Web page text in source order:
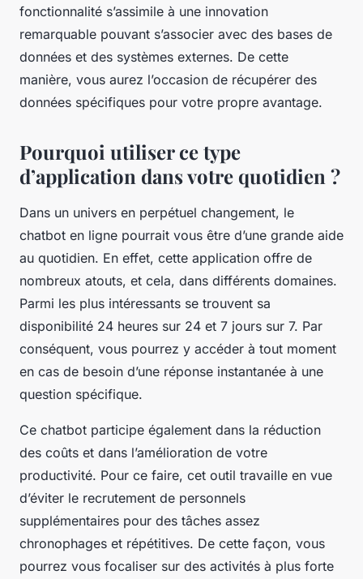
fonctionnalité s’assimile à une innovation
remarquable pouvant s’associer avec des bases de
données et des systèmes externes. De cette
manière, vous aurez l’occasion de récupérer des
données spécifiques pour votre propre avantage.
Pourquoi utiliser ce type
d’application dans votre quotidien ?
Dans un univers en perpétuel changement, le
chatbot en ligne pourrait vous être d’une grande aide
au quotidien. En effet, cette application offre de
nombreux atouts, et cela, dans différents domaines.
Parmi les plus intéressants se trouvent sa
disponibilité 24 heures sur 24 et 7 jours sur 7. Par
conséquent, vous pourrez y accéder à tout moment
en cas de besoin d’une réponse instantanée à une
question spécifique.
Ce chatbot participe également dans la réduction
des coûts et dans l’amélioration de votre
productivité. Pour ce faire, cet outil travaille en vue
d’éviter le recrutement de personnels
supplémentaires pour des tâches assez
chronophages et répétitives. De cette façon, vous
pourrez vous focaliser sur des activités à plus forte